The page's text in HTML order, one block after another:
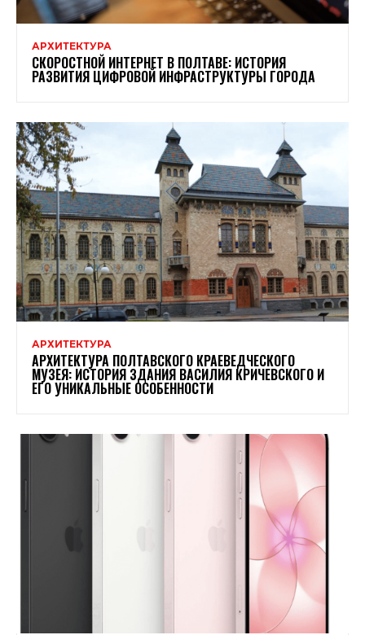
АРХИТЕКТУРА
СКОРОСТНОЙ ИНТЕРНЕТ В ПОЛТАВЕ: ИСТОРИЯ
РАЗВИТИЯ ЦИФРОВОЙ ИНФРАСТРУКТУРЫ ГОРОДА
АРХИТЕКТУРА
АРХИТЕКТУРА ПОЛТАВСКОГО КРАЕВЕДЧЕСКОГО
МУЗЕЯ: ИСТОРИЯ ЗДАНИЯ ВАСИЛИЯ КРИЧЕВСКОГО И
ЕГО УНИКАЛЬНЫЕ ОСОБЕННОСТИ